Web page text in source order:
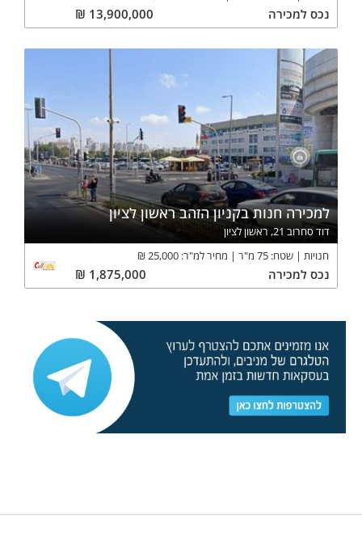
נכס למכירה 13,900,000
₪
למכירה חנות בקניון הזהב ראשון לציון
דוד סחרוב 21, ראשון לציון
חנויות
שטח: 75 מ"ר מחיר למ"ר: 25,000
₪
נכס למכירה 1,875,000
₪